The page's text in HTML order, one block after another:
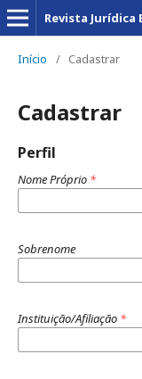
Início / Cadastrar
Cadastrar
Perfil
Nome Próprio *
Sobrenome
Instituição/Afiliação *